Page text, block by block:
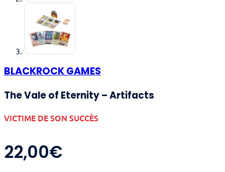
BLACKROCK GAMES
The Vale of Eternity – Artifacts
VICTIME DE SON SUCCÈS
22,00€